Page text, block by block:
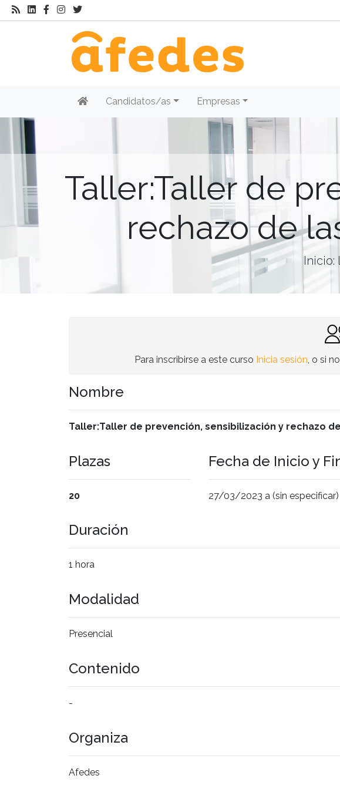
Candidatos/as Empresas
Taller:Taller de
rechazo de
Inicio:
Para inscribirse a este curso Inicia sesión , o si
Nombre
Taller:Taller de prevención, sensibilización y rechazo
Plazas
20
Fecha de Inicio y
27/03/2023 a (sin especificar)
Duración
1 hora
Modalidad
Presencial
Contenido
-
Organiza
Afedes